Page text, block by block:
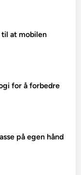
til at mobilen
for å forbedre
på egen hånd